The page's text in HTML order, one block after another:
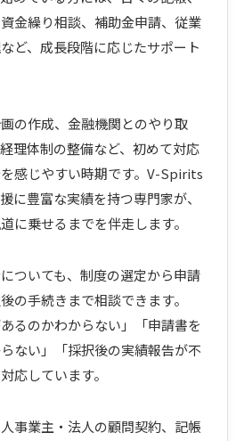
金繰り相談、補助金申請、従業
ど、成長段階に応じたサポート
の作成、金融機関とのやり取
理体制の整備など、初めて対応
感じやすい時期です。V-Spirits
に豊富な実績を持つ専門家が、
に乗せるまでを伴走します。
ついても、制度の選定から申請
の手続きまで相談できます。
るのかわからない」「申請書を
ない」「採択後の実績報告が不
応しています。
事業主・法人の顧問契約、記帳